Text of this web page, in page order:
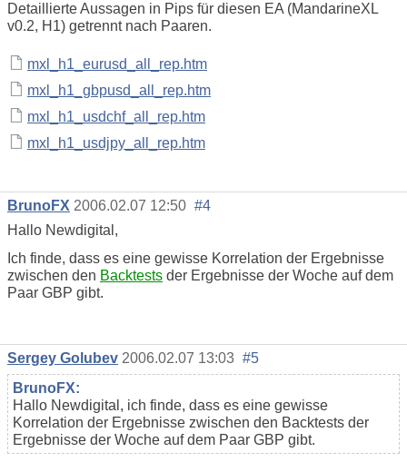
Detaillierte Aussagen in Pips für diesen EA (MandarineXL
v0.2, H1) getrennt nach Paaren.
mxl_h1_eurusd_all_rep.htm
mxl_h1_gbpusd_all_rep.htm
mxl_h1_usdchf_all_rep.htm
mxl_h1_usdjpy_all_rep.htm
BrunoFX 2006.02.07 12:50 #4
Hallo Newdigital,
Ich finde, dass es eine gewisse Korrelation der Ergebnisse
zwischen den Backtests der Ergebnisse der Woche auf dem
Paar GBP gibt.
Sergey Golubev 2006.02.07 13:03 #5
BrunoFX:
Hallo Newdigital, ich finde, dass es eine gewisse
Korrelation der Ergebnisse zwischen den Backtests der
Ergebnisse der Woche auf dem Paar GBP gibt.